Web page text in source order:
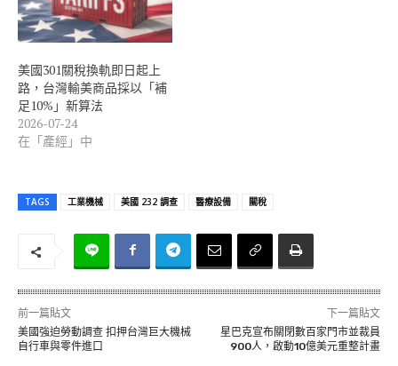
美國301關稅換軌即日起上
路，台灣輸美商品採以「補
足10%」新算法
2026-07-24
在「產經」中
TAGS 工業機械 美國 232 調查 醫療設備 關稅
前一篇貼文
美國強迫勞動調查 扣押台灣巨大機械
自行車與零件進口
下一篇貼文
星巴克宣布關閉數百家門市並裁員
900人，啟動10億美元重整計畫